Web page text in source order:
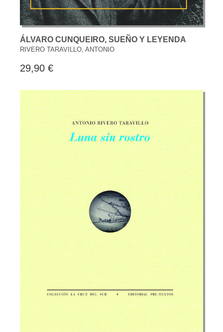
ÁLVARO CUNQUEIRO, SUEÑO Y LEYENDA
RIVERO TARAVILLO, ANTONIO
29,90 €